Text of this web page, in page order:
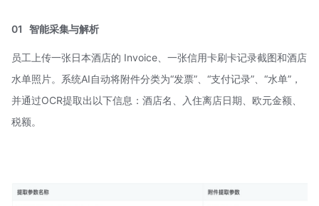
01 智能采集与解析
员工上传一张日本酒店的 Invoice、一张信用卡刷卡记录截图和酒店
水单照片。系统AI自动将附件分类为“发票”、“支付记录”、“水单”，
并通过OCR提取出以下信息：酒店名、入住离店日期、欧元金额、
税额。